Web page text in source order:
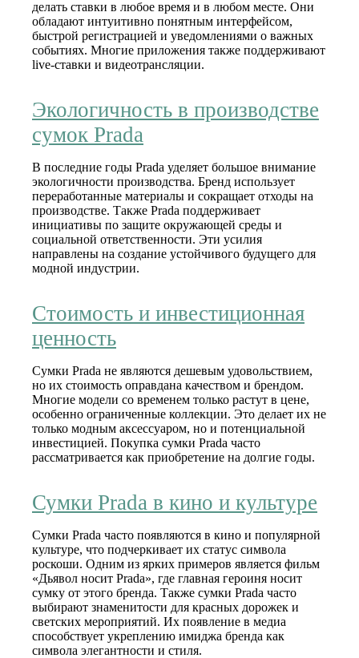
делать ставки в любое время и в любом месте. Они
обладают интуитивно понятным интерфейсом,
быстрой регистрацией и уведомлениями о важных
событиях. Многие приложения также поддерживают
live-ставки и видеотрансляции.
Экологичность в производстве
сумок Prada
В последние годы Prada уделяет большое внимание
экологичности производства. Бренд использует
переработанные материалы и сокращает отходы на
производстве. Также Prada поддерживает
инициативы по защите окружающей среды и
социальной ответственности. Эти усилия
направлены на создание устойчивого будущего для
модной индустрии.
Стоимость и инвестиционная
ценность
Сумки Prada не являются дешевым удовольствием,
но их стоимость оправдана качеством и брендом.
Многие модели со временем только растут в цене,
особенно ограниченные коллекции. Это делает их не
только модным аксессуаром, но и потенциальной
инвестицией. Покупка сумки Prada часто
рассматривается как приобретение на долгие годы.
Сумки Prada в кино и культуре
Сумки Prada часто появляются в кино и популярной
культуре, что подчеркивает их статус символа
роскоши. Одним из ярких примеров является фильм
«Дьявол носит Prada», где главная героиня носит
сумку от этого бренда. Также сумки Prada часто
выбирают знаменитости для красных дорожек и
светских мероприятий. Их появление в медиа
способствует укреплению имиджа бренда как
символа элегантности и стиля.